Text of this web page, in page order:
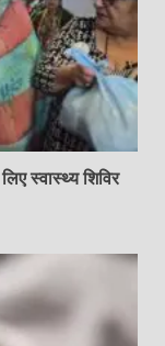
स्वास्थ्य शिविर